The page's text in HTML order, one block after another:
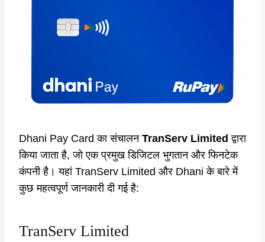
Dhani Pay Card का संचालन TranServ Limited द्वारा
किया जाता है, जो एक प्रमुख डिजिटल भुगतान और फिनटेक
कंपनी है। यहां TranServ Limited और Dhani के बारे में
कुछ महत्वपूर्ण जानकारी दी गई है:
TranServ Limited